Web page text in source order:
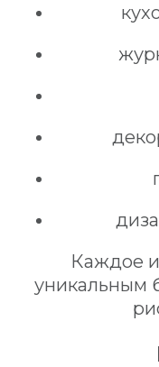
Каждое
уникальным